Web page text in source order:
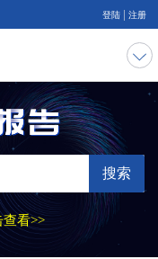
登陆 注册
搜索
看>>